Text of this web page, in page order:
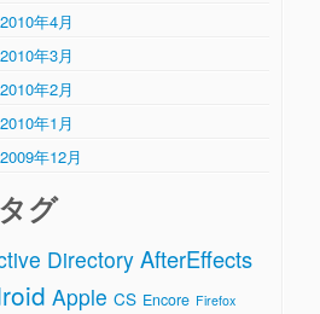
2010年4月
2010年3月
2010年2月
2010年1月
2009年12月
タグ
Directory AfterEffects
Apple CS Encore Firefox